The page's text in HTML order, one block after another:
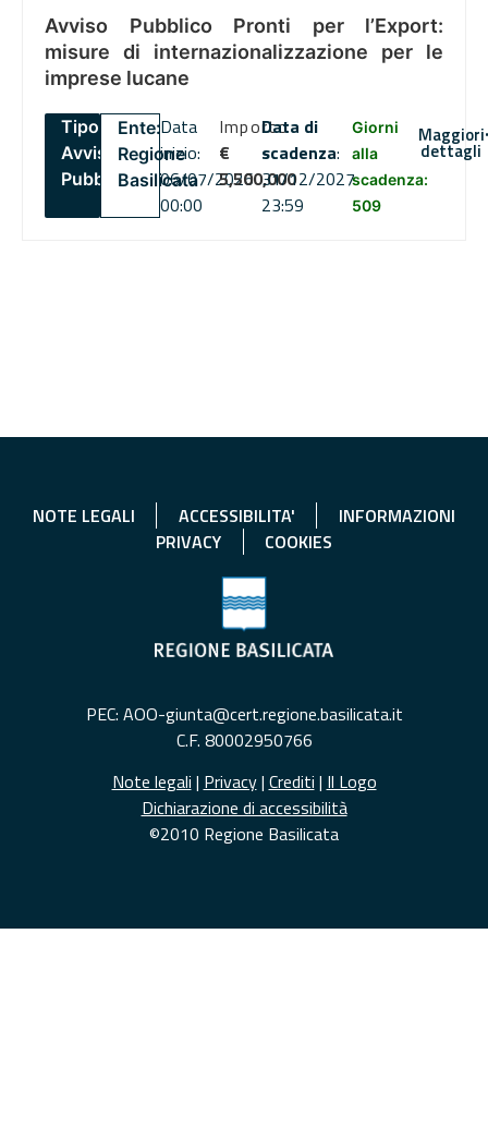
Avviso Pubblico Pronti per l’Export:
misure di internazionalizzazione per le
imprese lucane
Tipo:
Avviso
Pubblico
Ente:
Regione
Basilicata
Data
inizio:
06/07/2026
00:00
Importo
€
5,500,000
Data di
scadenza:
31/12/2027
23:59
Giorni
alla
scadenza:
509
Maggiori
dettagli
NOTE LEGALI ACCESSIBILITA'
INFORMAZIONI
PRIVACY
COOKIES
PEC: AOO-giunta@cert.regione.basilicata.it
C.F. 80002950766
Note legali | Privacy| Crediti | Il Logo
Dichiarazione di accessibilità
©2010 Regione Basilicata